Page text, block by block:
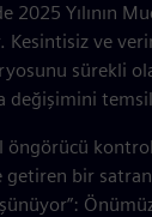
2025 Yılının
ve
sürekli
bir